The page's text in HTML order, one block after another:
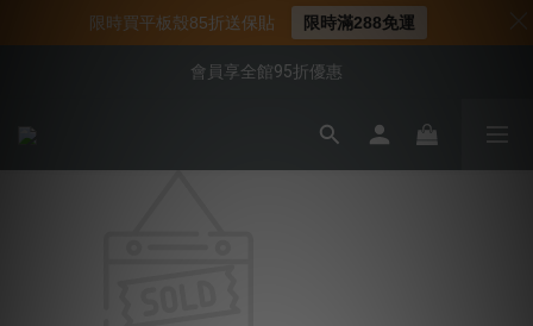
📍新客首購現折$50｜加入會員立即領取
📌年中下殺 手機殼3折起
會員享全館95折優惠
📍新客首購現折$50｜加入會員立即領取
限時買平板殼85折送保貼 限時滿288免運